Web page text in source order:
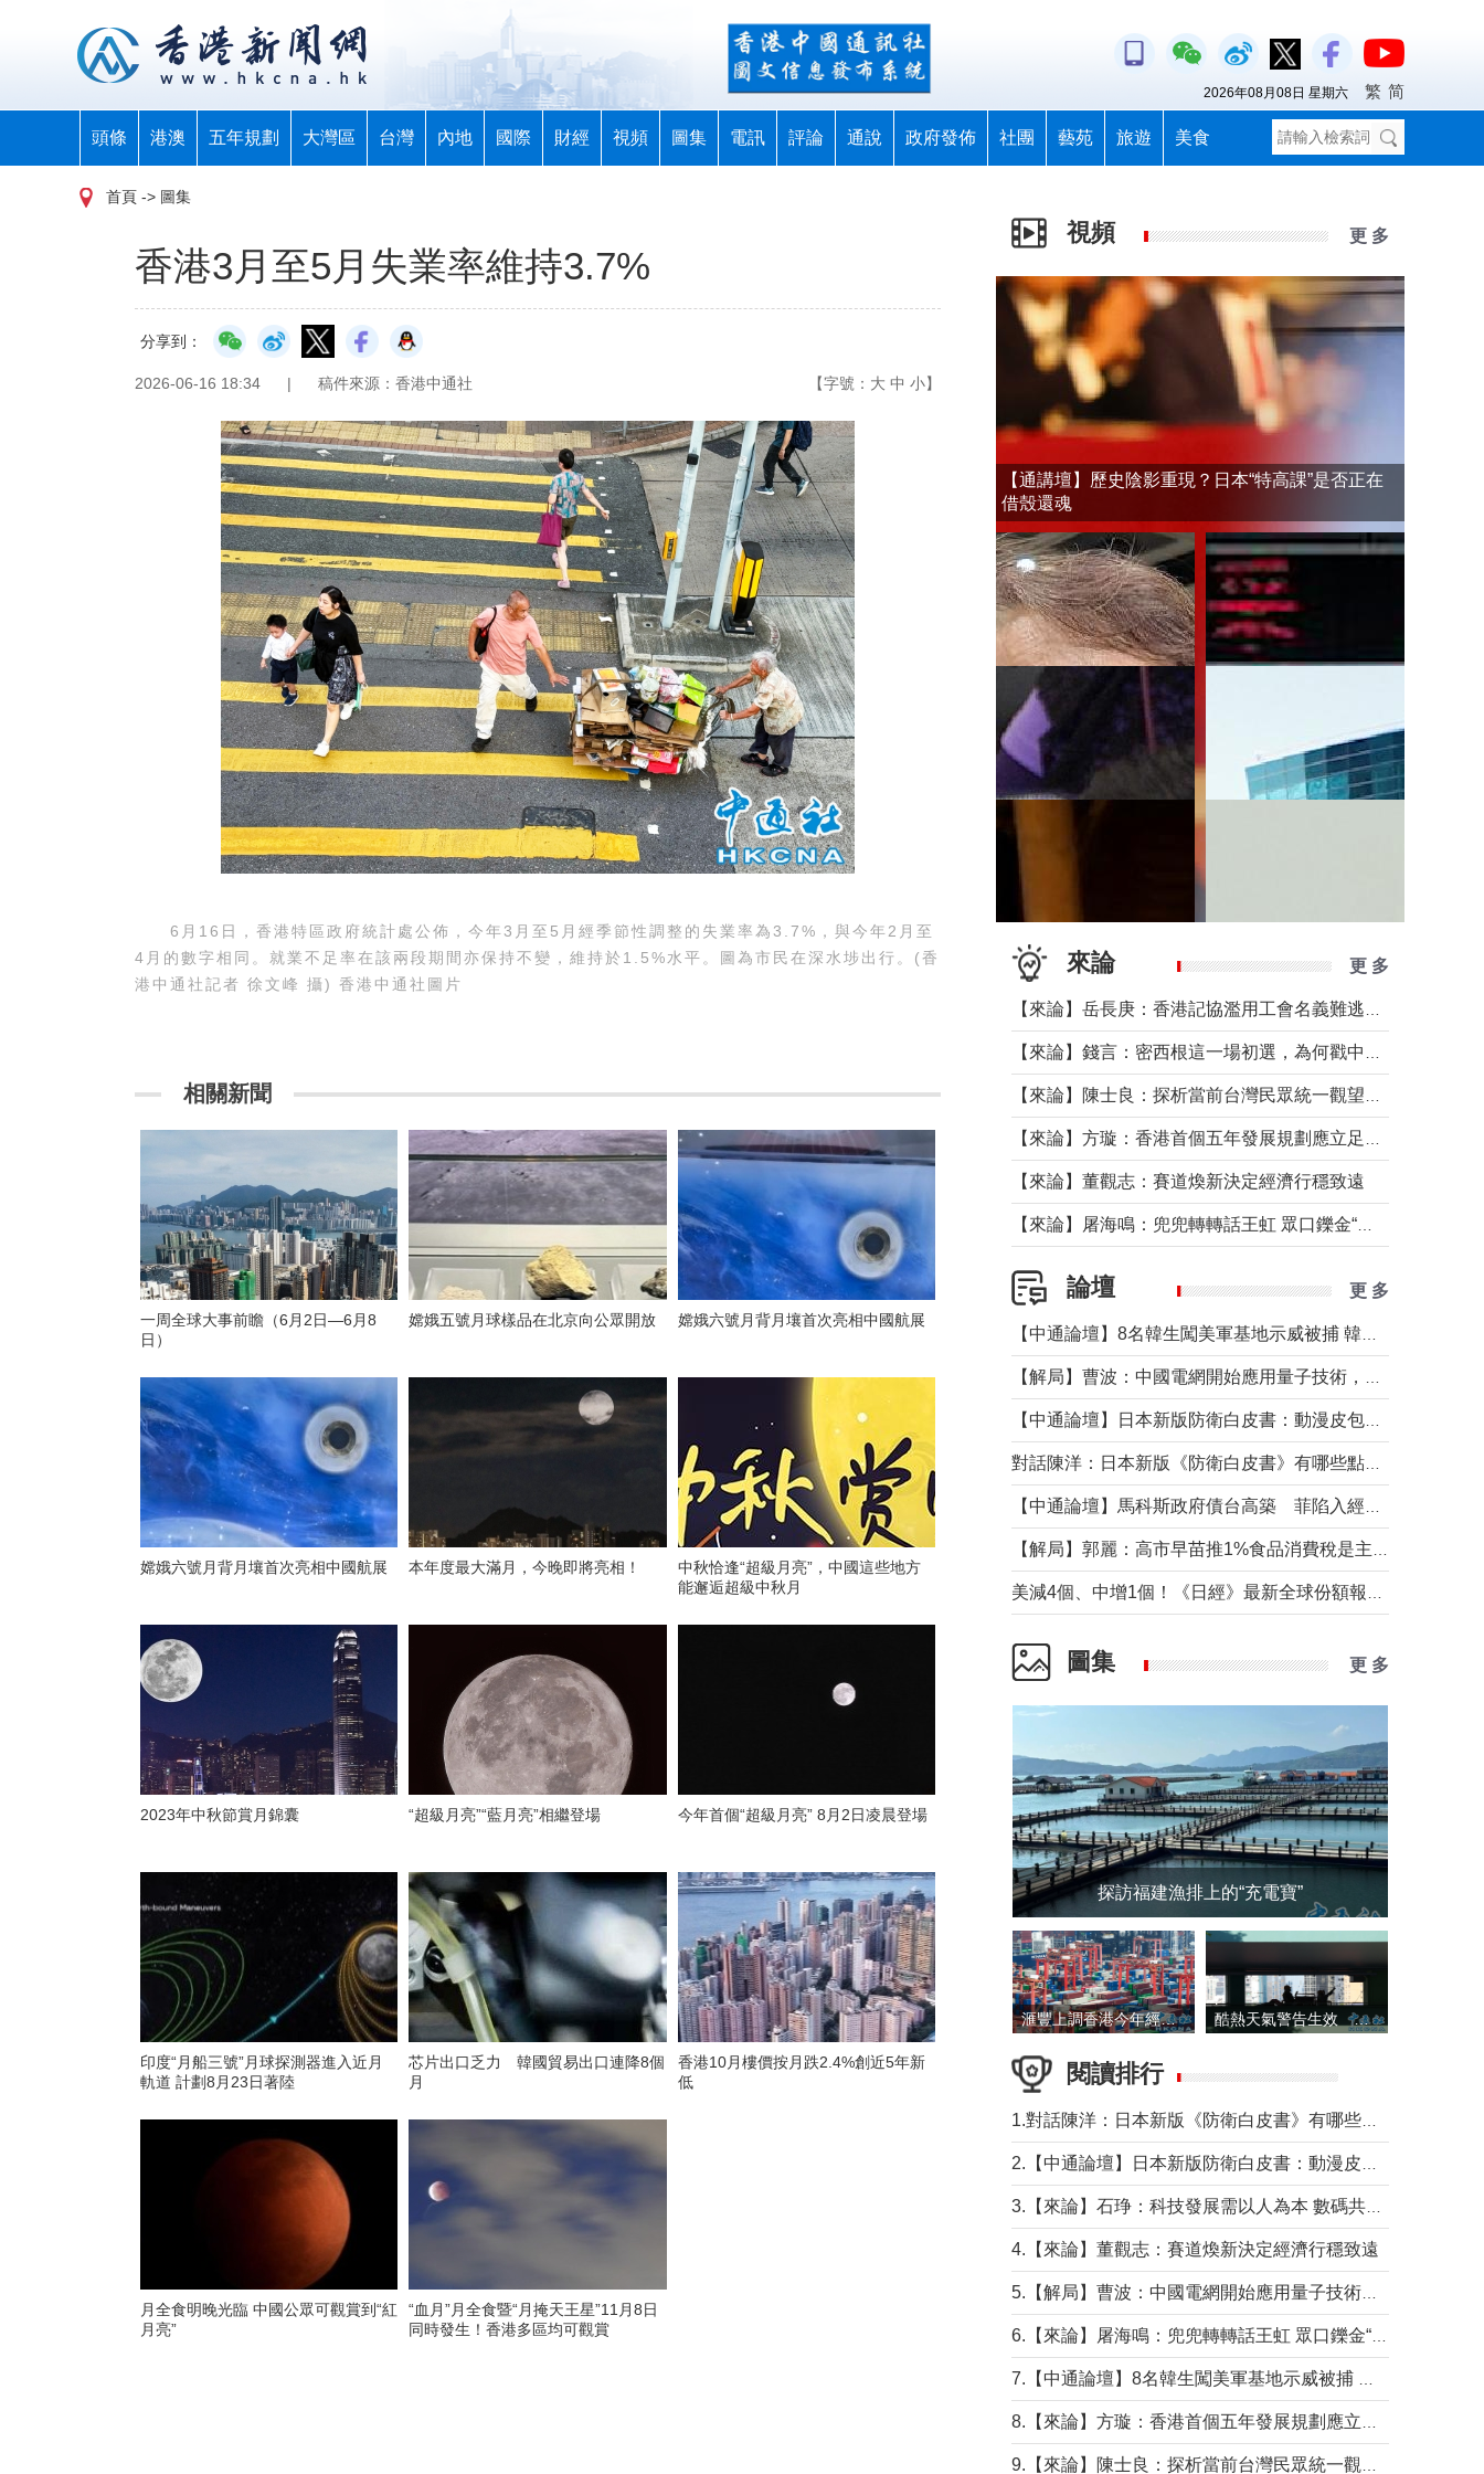
頭條 港澳 五年規劃 大灣區 台灣 內地 國際 財經 視頻 圖集 電訊 評論 通說 政府發佈 社團 藝苑 旅遊 美食
2026年08月08日 星期六 繁 简
首頁 -> 圖集
香港3月至5月失業率維持3.7%
分享到：
2026-06-16 18:34 | 稿件來源：香港中通社 【字號： 大 中 小】
6月16日，香港特區政府統計處公佈，今年3月至5月經季節性調整的失業率為3.7%，與今年2月至
4月的數字相同。就業不足率在該兩段期間亦保持不變，維持於1.5%水平。圖為市民在深水埗出行。(香
港中通社記者 徐文峰 攝) 香港中通社圖片
相關新聞
一周全球大事前瞻（6月2日—6月8
日）
嫦娥五號月球樣品在北京向公眾開放 嫦娥六號月背月壤首次亮相中國航展
嫦娥六號月背月壤首次亮相中國航展 本年度最大滿月，今晚即將亮相！
中秋恰逢“超級月亮”，中國這些地方
能邂逅超級中秋月
2023年中秋節賞月錦囊 “超級月亮”“藍月亮”相繼登場 今年首個“超級月亮” 8月2日凌晨登場
印度“月船三號”月球探測器進入近月
軌道 計劃8月23日著陸
芯片出口乏力 韓國貿易出口連降8個
月
香港10月樓價按月跌2.4%創近5年新
低
月全食明晚光臨 中國公眾可觀賞到“紅
月亮”
“血月”月全食暨“月掩天王星”11月8日
同時發生！香港多區均可觀賞
視頻 更 多
【通講壇】歷史陰影重現？日本“特高課”是否正在
借殼還魂
來論 更 多
【來論】董觀志：賽道煥新決定經濟行穩致遠
論壇 更 多
圖集 更 多
探訪福建漁排上的“充電寶”
滙豐上調香港今年經濟增長預測至4.5% 酷熱天氣警告生效 本港高溫持續至下周
閱讀排行
4.【來論】董觀志：賽道煥新決定經濟行穩致遠